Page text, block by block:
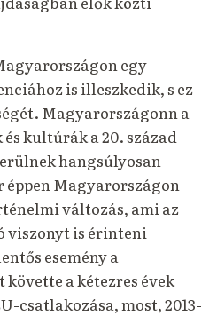
egy
is illeszkedik, s ez
Magyarországonn a
kultúrák a 20. század
hangsúlyosan
Magyarországon
változás, ami az
viszonyt is érinteni
esemény a
a kétezres évek
csatlakozása, most, 2013-